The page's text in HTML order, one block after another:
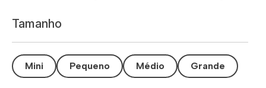
Tamanho
Mini Pequeno Médio Grande